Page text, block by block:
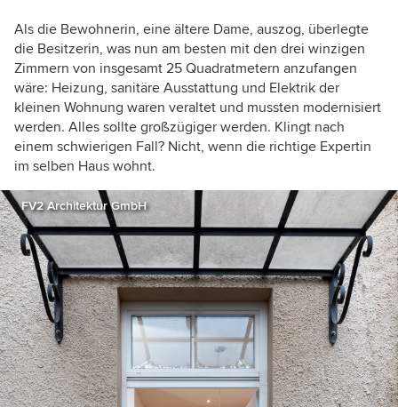
Als die Bewohnerin, eine ältere Dame, auszog, überlegte
die Besitzerin, was nun am besten mit den drei winzigen
Zimmern von insgesamt 25 Quadratmetern anzufangen
wäre: Heizung, sanitäre Ausstattung und Elektrik der
kleinen Wohnung waren veraltet und mussten modernisiert
werden. Alles sollte großzügiger werden. Klingt nach
einem schwierigen Fall? Nicht, wenn die richtige Expertin
im selben Haus wohnt.
FV2 Architektur GmbH